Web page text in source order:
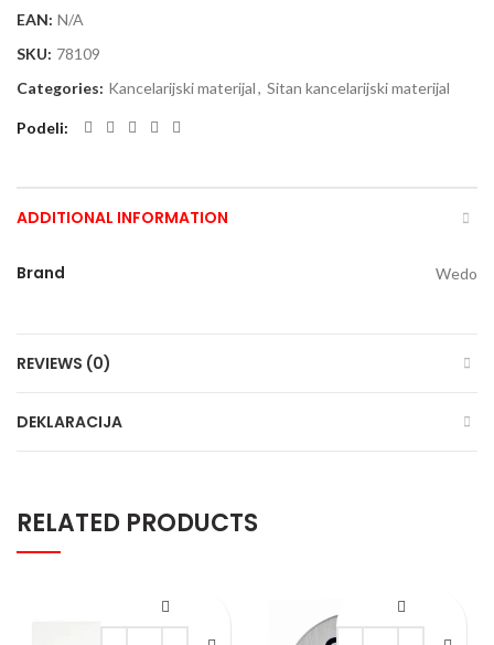
EAN: N/A
SKU: 78109
Categories: Kancelarijski materijal, Sitan kancelarijski materijal
Podeli
ADDITIONAL INFORMATION
Brand Wedo
REVIEWS (0)
DEKLARACIJA
RELATED PRODUCTS
PP Fascikla Durable quantity Pictogram zabranjeno